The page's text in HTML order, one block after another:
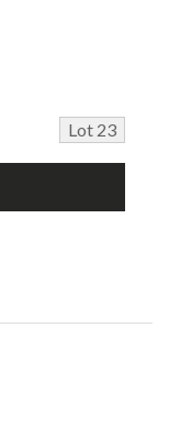
Lot 23